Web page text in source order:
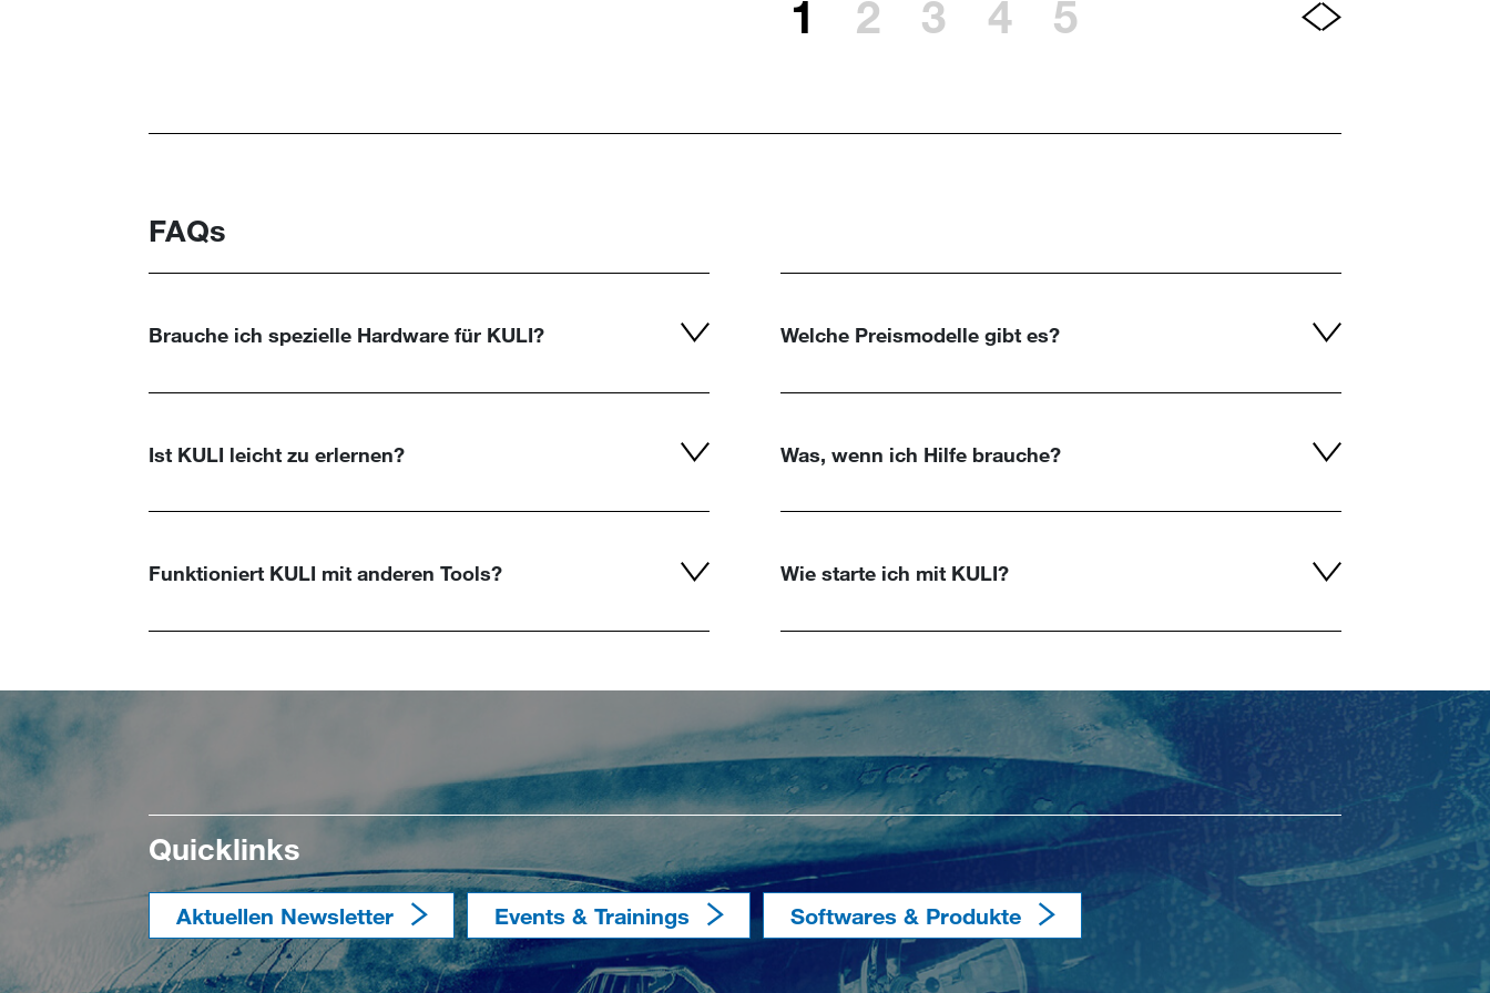
1 2 3 4 5
FAQs
Brauche ich spezielle Hardware für KULI?
Ist KULI leicht zu erlernen?
Funktioniert KULI mit anderen Tools?
Welche Preismodelle gibt es?
Was, wenn ich Hilfe brauche?
Wie starte ich mit KULI?
Quicklinks
Aktuellen Newsletter Events & Trainings Softwares & Produkte